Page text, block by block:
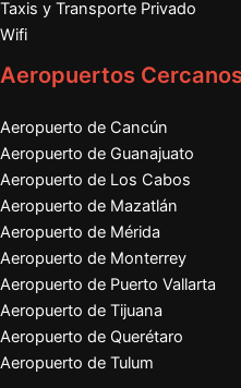
Taxis y Transporte Privado
Wifi
Aeropuertos
Aeropuerto de Cancún
Aeropuerto de Guanajuato
Aeropuerto de Los Cabos
Aeropuerto de Mazatlán
Aeropuerto de Mérida
Aeropuerto de Monterrey
Aeropuerto de Puerto Vallarta
Aeropuerto de Tijuana
Aeropuerto de Querétaro
Aeropuerto de Tulum